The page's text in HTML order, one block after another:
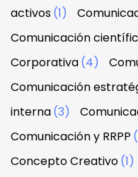
activos(1)
Comunicación
Corporativa(4)
Comunicación
interna(3)
Comunicación y RRPP
Concepto Creativo(1)